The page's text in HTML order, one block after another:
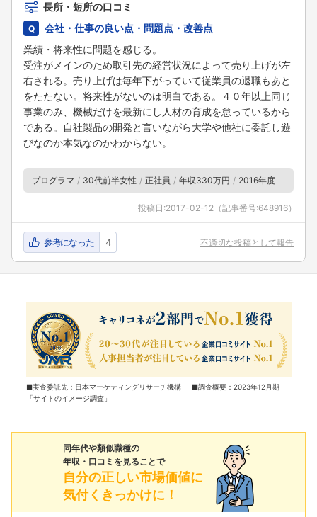
長所・短所の口コミ
会社・仕事の良い点・問題点・改善点
業績・将来性に問題を感じる。
受注がメインのため取引先の経営状況によって売り上げが左
右される。売り上げは毎年下がっていて従業員の退職もあと
をたたない。将来性がないのは明白である。４０年以上同じ
事業のみ、機械だけを最新にし人材の育成を怠っているから
である。自社製品の開発と言いながら大学や他社に委託し遊
びなのか本気なのかわからない。
プログラマ 30代前半女性 正社員 年収330万円 2016年度
投稿日:2017-02-12 （記事番号:648916）
参考になった 4 不適切な投稿として報告
■実査委託先：日本マーケティングリサーチ機構 ■調査概要：2023年12月期
「サイトのイメージ調査」
同年代や類似職種の
年収・口コミを見ることで
自分の正しい市場価値に
気付くきっかけに！